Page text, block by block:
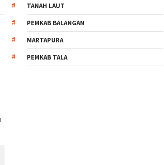
TANAH LAUT
PEMKAB BALANGAN
MARTAPURA
PEMKAB TALA